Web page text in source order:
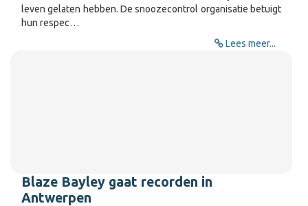
leven gelaten hebben. De snoozecontrol organisatie betuigt
hun respec…
Lees meer...
Blaze Bayley gaat recorden in
Antwerpen